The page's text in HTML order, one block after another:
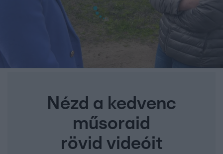
Nézd a kedvenc
műsoraid
rövid videóit